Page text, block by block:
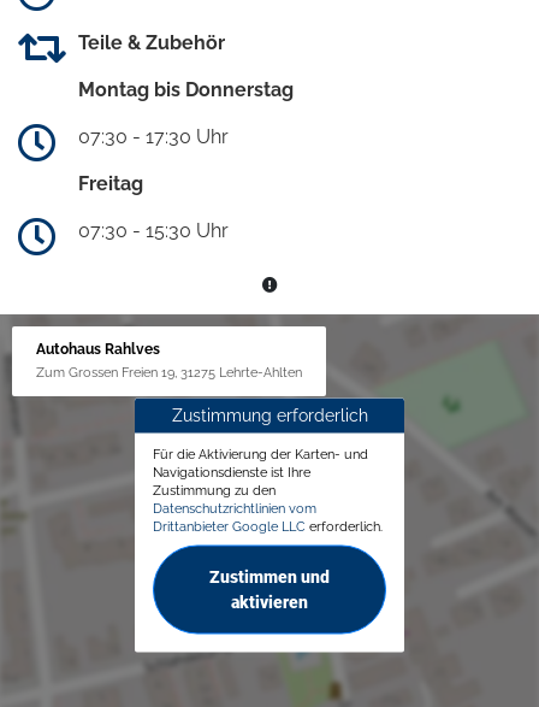
Teile & Zubehör
Montag bis Donnerstag
07:30 - 17:30 Uhr
Freitag
07:30 - 15:30 Uhr
Autohaus Rahlves
Zum Grossen Freien 19, 31275 Lehrte-Ahlten
Zustimmung erforderlich
Für die Aktivierung der Karten- und
Navigationsdienste ist Ihre
Zustimmung zu den
Datenschutzrichtlinien vom
Drittanbieter Google LLC erforderlich.
Zustimmen und
aktivieren